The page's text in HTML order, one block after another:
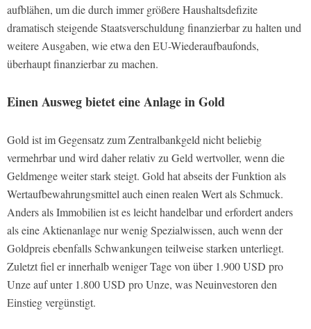
aufblähen, um die durch immer größere Haushaltsdefizite
dramatisch steigende Staatsverschuldung finanzierbar zu halten und
weitere Ausgaben, wie etwa den EU-Wiederaufbaufonds,
überhaupt finanzierbar zu machen.
Einen Ausweg bietet eine Anlage in Gold
Gold ist im Gegensatz zum Zentralbankgeld nicht beliebig
vermehrbar und wird daher relativ zu Geld wertvoller, wenn die
Geldmenge weiter stark steigt. Gold hat abseits der Funktion als
Wertaufbewahrungsmittel auch einen realen Wert als Schmuck.
Anders als Immobilien ist es leicht handelbar und erfordert anders
als eine Aktienanlage nur wenig Spezialwissen, auch wenn der
Goldpreis ebenfalls Schwankungen teilweise starken unterliegt.
Zuletzt fiel er innerhalb weniger Tage von über 1.900 USD pro
Unze auf unter 1.800 USD pro Unze, was Neuinvestoren den
Einstieg vergünstigt.